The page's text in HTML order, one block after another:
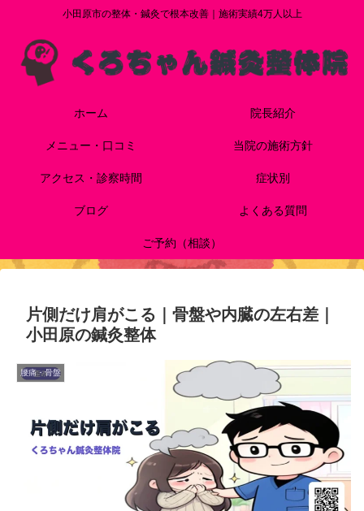
小田原市の整体・鍼灸で根本改善｜施術実績4万人以上
ホーム 院長紹介
メニュー・口コミ 当院の施術方針
アクセス・診察時間 症状別
ブログ よくある質問
ご予約（相談）
片側だけ肩がこる｜骨盤や内臓の左右差｜
小田原の鍼灸整体
腰痛・骨盤